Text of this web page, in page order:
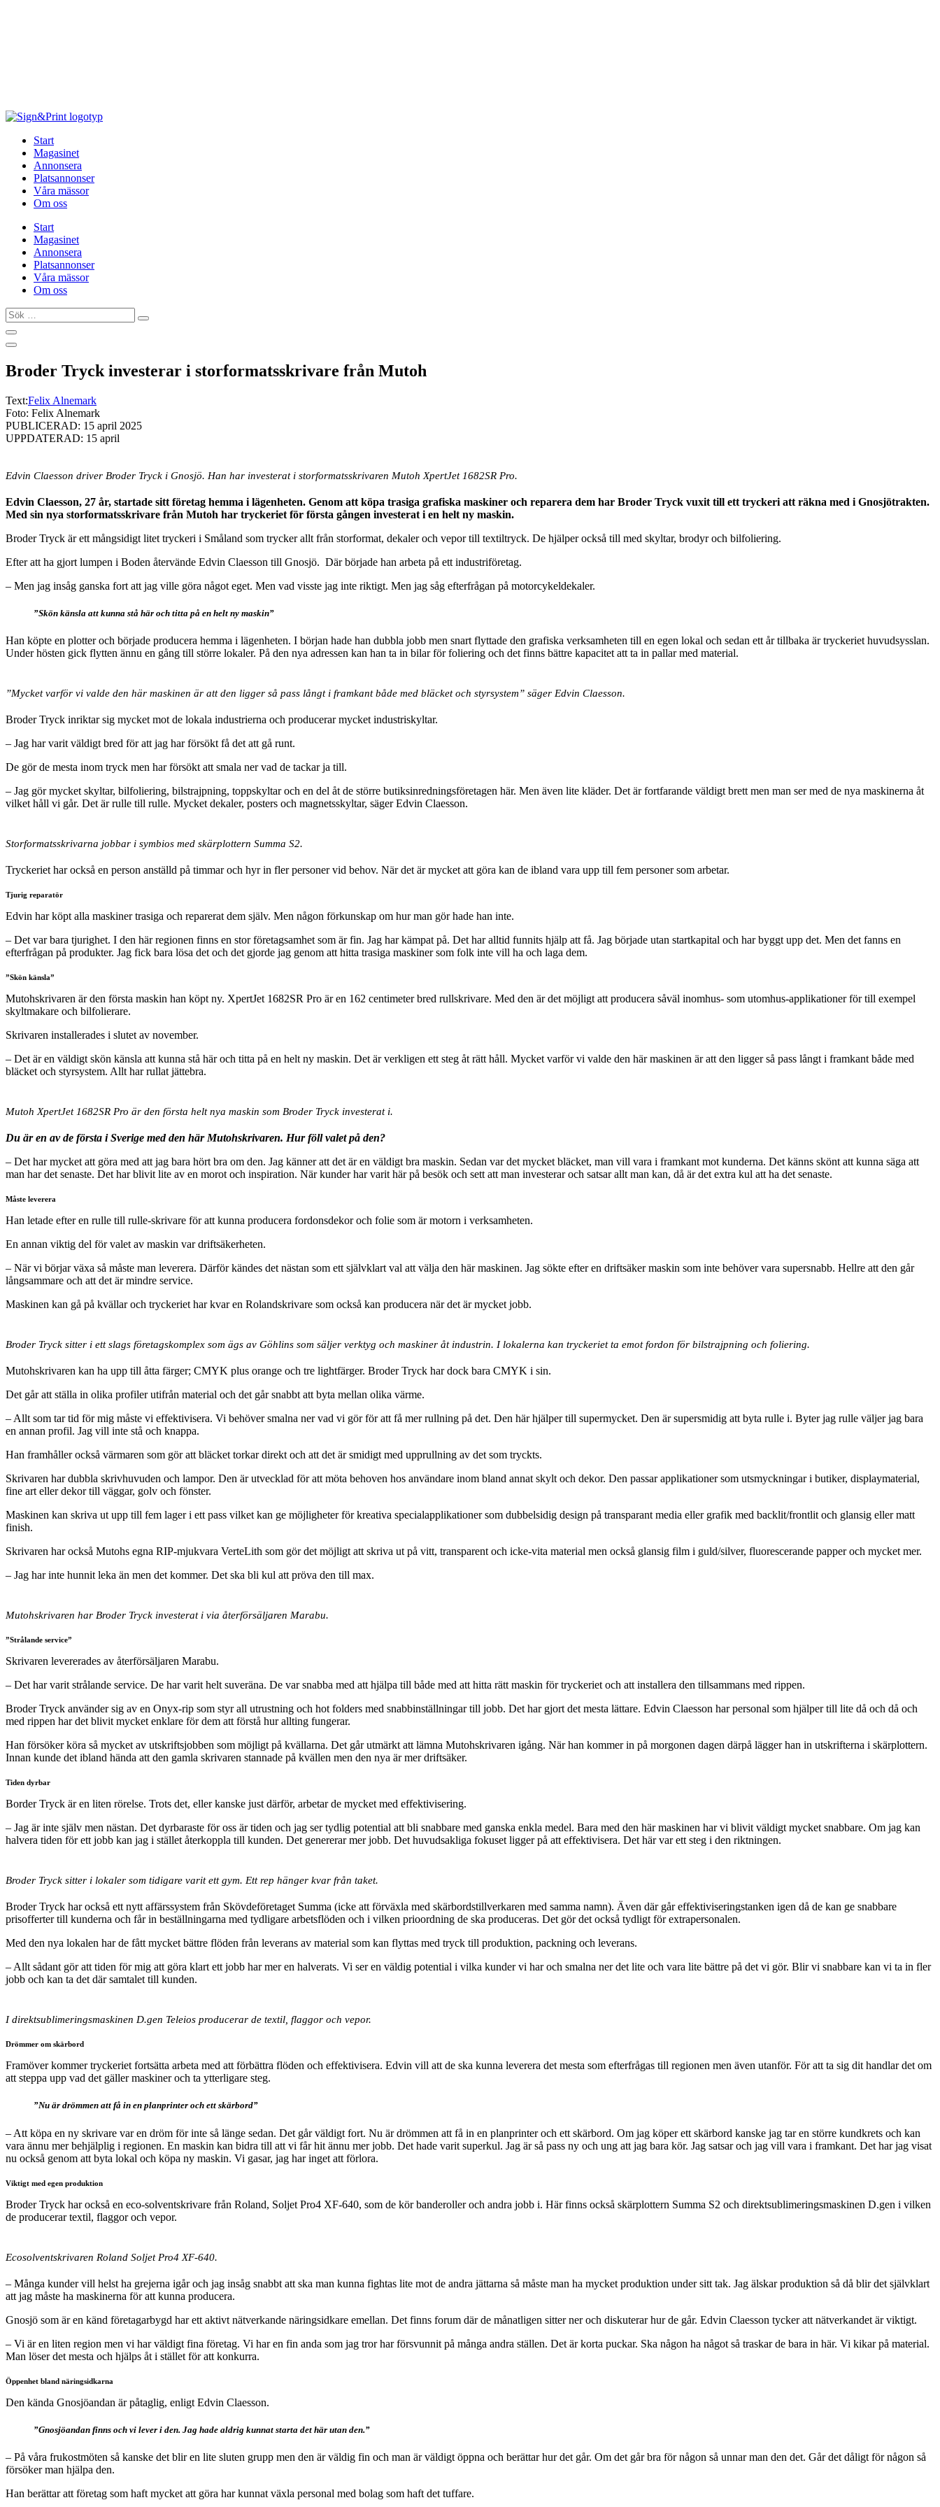
Start
Magasinet
Annonsera
Platsannonser
Våra mässor
Om oss
Start
Magasinet
Annonsera
Platsannonser
Våra mässor
Om oss
Sök
…
Broder Tryck investerar i storformatsskrivare från Mutoh
Text:Felix Alnemark
Foto: Felix Alnemark
PUBLICERAD: 15 april 2025
UPPDATERAD: 15 april
Edvin Claesson driver Broder Tryck i Gnosjö. Han har investerat i storformatsskrivaren Mutoh XpertJet 1682SR Pro.
Edvin Claesson, 27 år, startade sitt företag hemma i lägenheten. Genom att köpa trasiga grafiska maskiner och reparera dem har Broder Tryck vuxit till ett tryckeri att räkna med i Gnosjötrakten.
Med sin nya storformatsskrivare från Mutoh har tryckeriet för första gången investerat i en helt ny maskin.
Broder Tryck är ett mångsidigt litet tryckeri i Småland som trycker allt från storformat, dekaler och vepor till textiltryck. De hjälper också till med skyltar, brodyr och bilfoliering.
Efter att ha gjort lumpen i Boden återvände Edvin Claesson till Gnosjö. Där började han arbeta på ett industriföretag.
– Men jag insåg ganska fort att jag ville göra något eget. Men vad visste jag inte riktigt. Men jag såg efterfrågan på motorcykeldekaler.
”Skön känsla att kunna stå här och titta på en helt ny maskin”
Han köpte en plotter och började producera hemma i lägenheten. I början hade han dubbla jobb men snart flyttade den grafiska verksamheten till en egen lokal och sedan ett år tillbaka är tryckeriet huvudsysslan.
Under hösten gick flytten ännu en gång till större lokaler. På den nya adressen kan han ta in bilar för foliering och det finns bättre kapacitet att ta in pallar med material.
”Mycket varför vi valde den här maskinen är att den ligger så pass långt i framkant både med bläcket och styrsystem” säger Edvin Claesson.
Broder Tryck inriktar sig mycket mot de lokala industrierna och producerar mycket industriskyltar.
– Jag har varit väldigt bred för att jag har försökt få det att gå runt.
De gör de mesta inom tryck men har försökt att smala ner vad de tackar ja till.
– Jag gör mycket skyltar, bilfoliering, bilstrajpning, toppskyltar och en del åt de större butiksinredningsföretagen här. Men även lite kläder. Det är fortfarande väldigt brett men man ser med de nya maskinerna åt
vilket håll vi går. Det är rulle till rulle. Mycket dekaler, posters och magnetsskyltar, säger Edvin Claesson.
Storformatsskrivarna jobbar i symbios med skärplottern Summa S2.
Tryckeriet har också en person anställd på timmar och hyr in fler personer vid behov. När det är mycket att göra kan de ibland vara upp till fem personer som arbetar.
Tjurig reparatör
Edvin har köpt alla maskiner trasiga och reparerat dem själv. Men någon förkunskap om hur man gör hade han inte.
– Det var bara tjurighet. I den här regionen finns en stor företagsamhet som är fin. Jag har kämpat på. Det har alltid funnits hjälp att få. Jag började utan startkapital och har byggt upp det. Men det fanns en
efterfrågan på produkter. Jag fick bara lösa det och det gjorde jag genom att hitta trasiga maskiner som folk inte vill ha och laga dem.
”Skön känsla”
Mutohskrivaren är den första maskin han köpt ny. XpertJet 1682SR Pro är en 162 centimeter bred rullskrivare. Med den är det möjligt att producera såväl inomhus- som utomhus-applikationer för till exempel
skyltmakare och bilfolierare.
Skrivaren installerades i slutet av november.
– Det är en väldigt skön känsla att kunna stå här och titta på en helt ny maskin. Det är verkligen ett steg åt rätt håll. Mycket varför vi valde den här maskinen är att den ligger så pass långt i framkant både med
bläcket och styrsystem. Allt har rullat jättebra.
Mutoh XpertJet 1682SR Pro är den första helt nya maskin som Broder Tryck investerat i.
Du är en av de första i Sverige med den här Mutohskrivaren. Hur föll valet på den?
– Det har mycket att göra med att jag bara hört bra om den. Jag känner att det är en väldigt bra maskin. Sedan var det mycket bläcket, man vill vara i framkant mot kunderna. Det känns skönt att kunna säga att
man har det senaste. Det har blivit lite av en morot och inspiration. När kunder har varit här på besök och sett att man investerar och satsar allt man kan, då är det extra kul att ha det senaste.
Måste leverera
Han letade efter en rulle till rulle-skrivare för att kunna producera fordonsdekor och folie som är motorn i verksamheten.
En annan viktig del för valet av maskin var driftsäkerheten.
– När vi börjar växa så måste man leverera. Därför kändes det nästan som ett självklart val att välja den här maskinen. Jag sökte efter en driftsäker maskin som inte behöver vara supersnabb. Hellre att den går
långsammare och att det är mindre service.
Maskinen kan gå på kvällar och tryckeriet har kvar en Rolandskrivare som också kan producera när det är mycket jobb.
Broder Tryck sitter i ett slags företagskomplex som ägs av Göhlins som säljer verktyg och maskiner åt industrin. I lokalerna kan tryckeriet ta emot fordon för bilstrajpning och foliering.
Mutohskrivaren kan ha upp till åtta färger; CMYK plus orange och tre lightfärger. Broder Tryck har dock bara CMYK i sin.
Det går att ställa in olika profiler utifrån material och det går snabbt att byta mellan olika värme.
– Allt som tar tid för mig måste vi effektivisera. Vi behöver smalna ner vad vi gör för att få mer rullning på det. Den här hjälper till supermycket. Den är supersmidig att byta rulle i. Byter jag rulle väljer jag bara
en annan profil. Jag vill inte stå och knappa.
Han framhåller också värmaren som gör att bläcket torkar direkt och att det är smidigt med upprullning av det som tryckts.
Skrivaren har dubbla skrivhuvuden och lampor. Den är utvecklad för att möta behoven hos användare inom bland annat skylt och dekor. Den passar applikationer som utsmyckningar i butiker, displaymaterial,
fine art eller dekor till väggar, golv och fönster.
Maskinen kan skriva ut upp till fem lager i ett pass vilket kan ge möjligheter för kreativa specialapplikationer som dubbelsidig design på transparant media eller grafik med backlit/frontlit och glansig eller matt
finish.
Skrivaren har också Mutohs egna RIP-mjukvara VerteLith som gör det möjligt att skriva ut på vitt, transparent och icke-vita material men också glansig film i guld/silver, fluorescerande papper och mycket mer.
– Jag har inte hunnit leka än men det kommer. Det ska bli kul att pröva den till max.
Mutohskrivaren har Broder Tryck investerat i via återförsäljaren Marabu.
”Strålande service”
Skrivaren levererades av återförsäljaren Marabu.
– Det har varit strålande service. De har varit helt suveräna. De var snabba med att hjälpa till både med att hitta rätt maskin för tryckeriet och att installera den tillsammans med rippen.
Broder Tryck använder sig av en Onyx-rip som styr all utrustning och hot folders med snabbinställningar till jobb. Det har gjort det mesta lättare. Edvin Claesson har personal som hjälper till lite då och då och
med rippen har det blivit mycket enklare för dem att förstå hur allting fungerar.
Han försöker köra så mycket av utskriftsjobben som möjligt på kvällarna. Det går utmärkt att lämna Mutohskrivaren igång. När han kommer in på morgonen dagen därpå lägger han in utskrifterna i skärplottern.
Innan kunde det ibland hända att den gamla skrivaren stannade på kvällen men den nya är mer driftsäker.
Tiden dyrbar
Border Tryck är en liten rörelse. Trots det, eller kanske just därför, arbetar de mycket med effektivisering.
– Jag är inte själv men nästan. Det dyrbaraste för oss är tiden och jag ser tydlig potential att bli snabbare med ganska enkla medel. Bara med den här maskinen har vi blivit väldigt mycket snabbare. Om jag kan
halvera tiden för ett jobb kan jag i stället återkoppla till kunden. Det genererar mer jobb. Det huvudsakliga fokuset ligger på att effektivisera. Det här var ett steg i den riktningen.
Broder Tryck sitter i lokaler som tidigare varit ett gym. Ett rep hänger kvar från taket.
Broder Tryck har också ett nytt affärssystem från Skövdeföretaget Summa (icke att förväxla med skärbordstillverkaren med samma namn). Även där går effektiviseringstanken igen då de kan ge snabbare
prisofferter till kunderna och får in beställningarna med tydligare arbetsflöden och i vilken prioordning de ska produceras. Det gör det också tydligt för extrapersonalen.
Med den nya lokalen har de fått mycket bättre flöden från leverans av material som kan flyttas med tryck till produktion, packning och leverans.
– Allt sådant gör att tiden för mig att göra klart ett jobb har mer en halverats. Vi ser en väldig potential i vilka kunder vi har och smalna ner det lite och vara lite bättre på det vi gör. Blir vi snabbare kan vi ta in fler
jobb och kan ta det där samtalet till kunden.
I direktsublimeringsmaskinen D.gen Teleios producerar de textil, flaggor och vepor.
Drömmer om skärbord
Framöver kommer tryckeriet fortsätta arbeta med att förbättra flöden och effektivisera. Edvin vill att de ska kunna leverera det mesta som efterfrågas till regionen men även utanför. För att ta sig dit handlar det om
att steppa upp vad det gäller maskiner och ta ytterligare steg.
”Nu är drömmen att få in en planprinter och ett skärbord”
– Att köpa en ny skrivare var en dröm för inte så länge sedan. Det går väldigt fort. Nu är drömmen att få in en planprinter och ett skärbord. Om jag köper ett skärbord kanske jag tar en större kundkrets och kan
vara ännu mer behjälplig i regionen. En maskin kan bidra till att vi får hit ännu mer jobb. Det hade varit superkul. Jag är så pass ny och ung att jag bara kör. Jag satsar och jag vill vara i framkant. Det har jag visat
nu också genom att byta lokal och köpa ny maskin. Vi gasar, jag har inget att förlora.
Viktigt med egen produktion
Broder Tryck har också en eco-solventskrivare från Roland, Soljet Pro4 XF-640, som de kör banderoller och andra jobb i. Här finns också skärplottern Summa S2 och direktsublimeringsmaskinen D.gen i vilken
de producerar textil, flaggor och vepor.
Ecosolventskrivaren Roland Soljet Pro4 XF-640.
– Många kunder vill helst ha grejerna igår och jag insåg snabbt att ska man kunna fightas lite mot de andra jättarna så måste man ha mycket produktion under sitt tak. Jag älskar produktion så då blir det självklart
att jag måste ha maskinerna för att kunna producera.
Gnosjö som är en känd företagarbygd har ett aktivt nätverkande näringsidkare emellan. Det finns forum där de månatligen sitter ner och diskuterar hur de går. Edvin Claesson tycker att nätverkandet är viktigt.
– Vi är en liten region men vi har väldigt fina företag. Vi har en fin anda som jag tror har försvunnit på många andra ställen. Det är korta puckar. Ska någon ha något så traskar de bara in här. Vi kikar på material.
Man löser det mesta och hjälps åt i stället för att konkurra.
Öppenhet bland näringsidkarna
Den kända Gnosjöandan är påtaglig, enligt Edvin Claesson.
”Gnosjöandan finns och vi lever i den. Jag hade aldrig kunnat starta det här utan den.”
– På våra frukostmöten så kanske det blir en lite sluten grupp men den är väldig fin och man är väldigt öppna och berättar hur det går. Om det går bra för någon så unnar man den det. Går det dåligt för någon så
försöker man hjälpa den.
Han berättar att företag som haft mycket att göra har kunnat växla personal med bolag som haft det tuffare.